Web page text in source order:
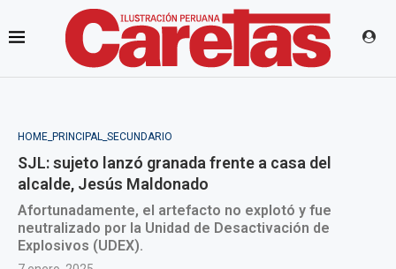
HOME_PRINCIPAL_SECUNDARIO
SJL: sujeto lanzó granada frente a casa del
alcalde, Jesús Maldonado
Afortunadamente, el artefacto no explotó y fue
neutralizado por la Unidad de Desactivación de
Explosivos (UDEX).